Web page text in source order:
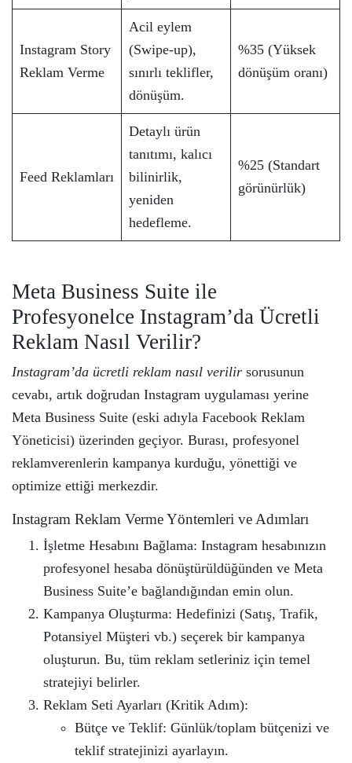
Instagram Story
Reklam Verme
Acil eylem
(Swipe-up),
sınırlı teklifler,
dönüşüm.
%35 (Yüksek
dönüşüm oranı)
Feed Reklamları
Detaylı ürün
tanıtımı, kalıcı
bilinirlik,
yeniden
hedefleme.
%25 (Standart
görünürlük)
Meta Business Suite ile
Profesyonelce Instagram’da Ücretli
Reklam Nasıl Verilir?
Instagram’da ücretli reklam nasıl verilir sorusunun
cevabı, artık doğrudan Instagram uygulaması yerine
Meta Business Suite (eski adıyla Facebook Reklam
Yöneticisi) üzerinden geçiyor. Burası, profesyonel
reklamverenlerin kampanya kurduğu, yönettiği ve
optimize ettiği merkezdir.
Instagram Reklam Verme Yöntemleri ve Adımları
İşletme Hesabını Bağlama: Instagram hesabınızın
profesyonel hesaba dönüştürüldüğünden ve Meta
Business Suite’e bağlandığından emin olun.
Kampanya Oluşturma: Hedefinizi (Satış, Trafik,
Potansiyel Müşteri vb.) seçerek bir kampanya
oluşturun. Bu, tüm reklam setleriniz için temel
stratejiyi belirler.
Reklam Seti Ayarları (Kritik Adım):
Bütçe ve Teklif: Günlük/toplam bütçenizi ve
teklif stratejinizi ayarlayın.